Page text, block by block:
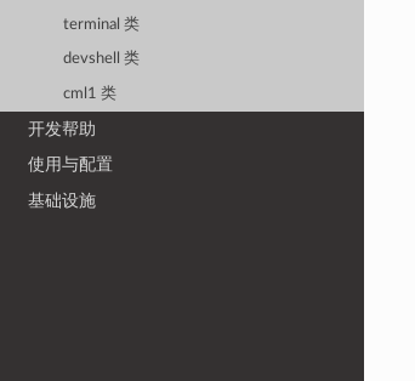
terminal 类
devshell 类
cml1 类
开发帮助
使用与配置
基础设施